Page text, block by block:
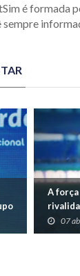
é formada
sempre
A
07